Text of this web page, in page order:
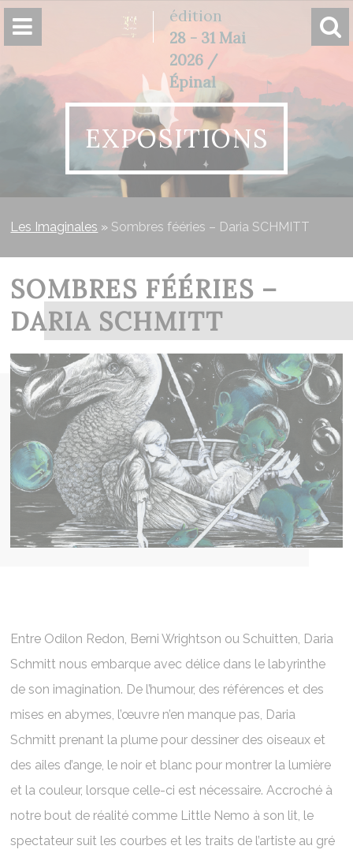
édition
28 - 31 Mai
2026 /
Épinal
EXPOSITIONS
Les Imaginales » Sombres fééries – Daria SCHMITT
SOMBRES FÉÉRIES –
DARIA SCHMITT
Entre Odilon Redon, Berni Wrightson ou Schuitten, Daria
Schmitt nous embarque avec délice dans le labyrinthe
de son imagination. De l’humour, des références et des
mises en abymes, l’œuvre n’en manque pas, Daria
Schmitt prenant la plume pour dessiner des oiseaux et
des ailes d’ange, le noir et blanc pour montrer la lumière
et la couleur, lorsque celle-ci est nécessaire. Accroché à
notre bout de réalité comme Little Nemo à son lit, le
spectateur suit les courbes et les traits de l’artiste au gré
Panneau de gestion des cookies